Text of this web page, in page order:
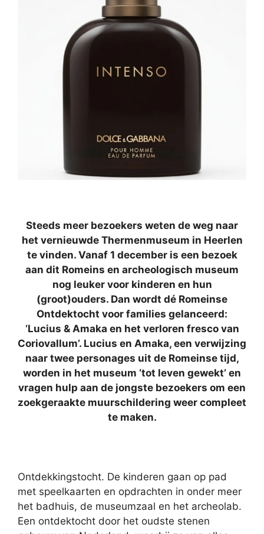
Steeds meer bezoekers weten de weg naar
het vernieuwde Thermenmuseum in Heerlen
te vinden. Vanaf 1 december is een bezoek
aan dit Romeins en archeologisch museum
nog leuker voor kinderen en hun
(groot)ouders. Dan wordt dé Romeinse
Ontdektocht voor families gelanceerd:
‘Lucius & Amaka en het verloren fresco van
Coriovallum’. Lucius en Amaka, een verwijzing
naar twee personages uit de Romeinse tijd,
worden in het museum ‘tot leven gewekt’ en
vragen hulp aan de jongste bezoekers om een
zoekgeraakte muurschildering weer compleet
te maken.
Ontdekkingstocht. De kinderen gaan op pad
met speelkaarten en opdrachten in onder meer
het badhuis, de museumzaal en het archeolab.
Een ontdektocht door het oudste stenen